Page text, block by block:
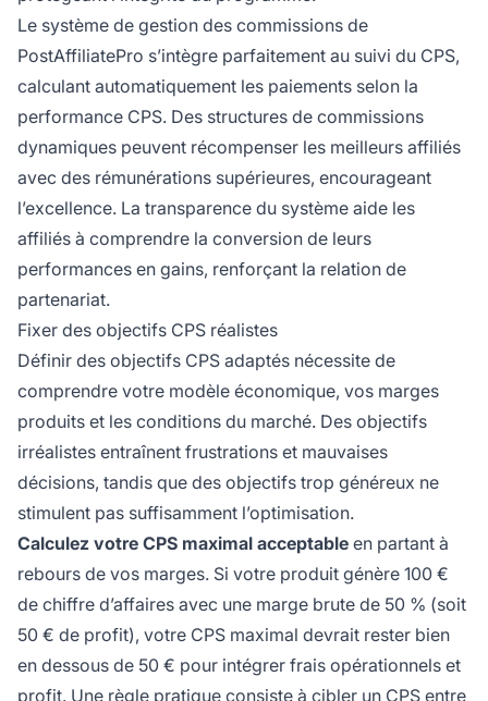
Le système de gestion des commissions de
PostAffiliatePro s’intègre parfaitement au suivi du CPS,
calculant automatiquement les paiements selon la
performance CPS. Des structures de commissions
dynamiques peuvent récompenser les meilleurs affiliés
avec des rémunérations supérieures, encourageant
l’excellence. La transparence du système aide les
affiliés à comprendre la conversion de leurs
performances en gains, renforçant la relation de
partenariat.
Fixer des objectifs CPS réalistes
Définir des objectifs CPS adaptés nécessite de
comprendre votre modèle économique, vos marges
produits et les conditions du marché. Des objectifs
irréalistes entraînent frustrations et mauvaises
décisions, tandis que des objectifs trop généreux ne
stimulent pas suffisamment l’optimisation.
Calculez votre CPS maximal acceptable en partant à
rebours de vos marges. Si votre produit génère 100 €
de chiffre d’affaires avec une marge brute de 50 % (soit
50 € de profit), votre CPS maximal devrait rester bien
en dessous de 50 € pour intégrer frais opérationnels et
profit. Une règle pratique consiste à cibler un CPS entre